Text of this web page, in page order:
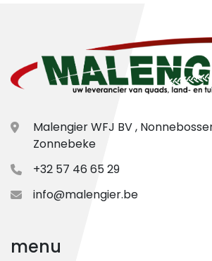
Malengier WFJ BV ,
Zonnebeke
+32 57 46 65 29
info@malengier.be
menu